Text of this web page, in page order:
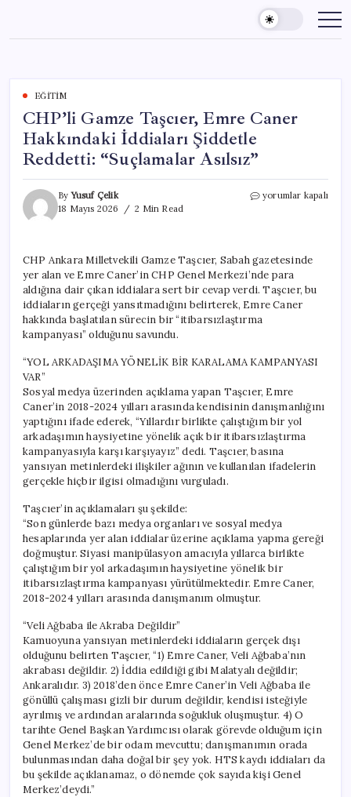
content
EĞITIM
CHP’li Gamze Taşcıer, Emre Caner
Hakkındaki İddiaları Şiddetle
Reddetti: “Suçlamalar Asılsız”
ByYusuf Çelik
18 Mayıs 2026
2 Min Read
CHP’li
Hakkındaki
İddiaları
Şiddetle
Reddetti:
yorumlar kapalı
CHP Ankara Milletvekili Gamze Taşcıer, Sabah gazetesinde
yer alan ve Emre Caner’in CHP Genel Merkezi’nde para
aldığına dair çıkan iddialara sert bir cevap verdi. Taşcıer, bu
iddiaların gerçeği yansıtmadığını belirterek, Emre Caner
hakkında başlatılan sürecin bir “itibarsızlaştırma
kampanyası” olduğunu savundu.
“YOL ARKADAŞIMA YÖNELİK BİR KARALAMA KAMPANYASI
VAR”
Sosyal medya üzerinden açıklama yapan Taşcıer, Emre
Caner’in 2018-2024 yılları arasında kendisinin danışmanlığını
yaptığını ifade ederek, “Yıllardır birlikte çalıştığım bir yol
arkadaşımın haysiyetine yönelik açık bir itibarsızlaştırma
kampanyasıyla karşı karşıyayız” dedi. Taşcıer, basına
yansıyan metinlerdeki ilişkiler ağının ve kullanılan ifadelerin
gerçekle hiçbir ilgisi olmadığını vurguladı.
Taşcıer’in açıklamaları şu şekilde:
“Son günlerde bazı medya organları ve sosyal medya
hesaplarında yer alan iddialar üzerine açıklama yapma gereği
doğmuştur. Siyasi manipülasyon amacıyla yıllarca birlikte
çalıştığım bir yol arkadaşımın haysiyetine yönelik bir
itibarsızlaştırma kampanyası yürütülmektedir. Emre Caner,
2018-2024 yılları arasında danışmanım olmuştur.
“Veli Ağbaba ile Akraba Değildir”
Kamuoyuna yansıyan metinlerdeki iddiaların gerçek dışı
olduğunu belirten Taşcıer, “1) Emre Caner, Veli Ağbaba’nın
akrabası değildir. 2) İddia edildiği gibi Malatyalı değildir;
Ankaralıdır. 3) 2018’den önce Emre Caner’in Veli Ağbaba ile
gönüllü çalışması gizli bir durum değildir, kendisi isteğiyle
ayrılmış ve ardından aralarında soğukluk oluşmuştur. 4) O
tarihte Genel Başkan Yardımcısı olarak görevde olduğum için
Genel Merkez’de bir odam mevcuttu; danışmanımın orada
bulunmasından daha doğal bir şey yok. HTS kaydı iddiaları da
bu şekilde açıklanamaz, o dönemde çok sayıda kişi Genel
Merkez’deydi.”